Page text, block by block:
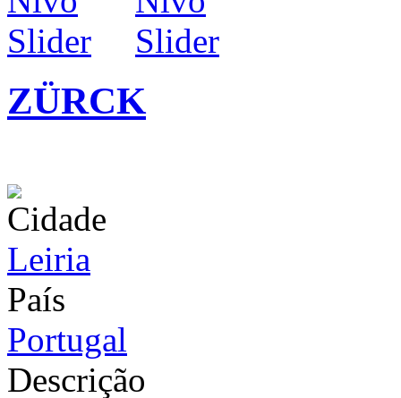
ZÜRCK
Cidade
Leiria
País
Portugal
Descrição